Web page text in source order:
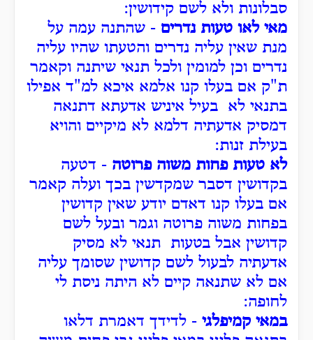
סבלונות ולא לשם קידושין:
מאי לאו טעות נדרים - שהתנה עמה על
מנת שאין עליה נדרים והטעתו שהיו עליה
נדרים וכן למומין ולכל תנאי שיתנה וקאמר
ת"ק אם בעלו קנו אלמא איכא למ"ד אפילו
בתנאי לא בעיל איניש אדעתא דתנאה
דמסיק אדעתיה דלמא לא מיקיים והויא
בעילת זנות:
לא טעות פחות משוה פרוטה - דטעה
בקדושין דסבר שמקדשין בכך ועלה קאמר
אם בעלו קנו דאדם יודע שאין קדושין
בפחות משוה פרוטה וגמר ובעל לשם
קדושין אבל בטעות תנאי לא מסיק
אדעתיה לבעול לשם קדושין שסומך עליה
אם לא שתנאה קיים לא היתה ניסת לי
לחופה:
במאי קמיפלגי - לדידך דאמרת דלאו